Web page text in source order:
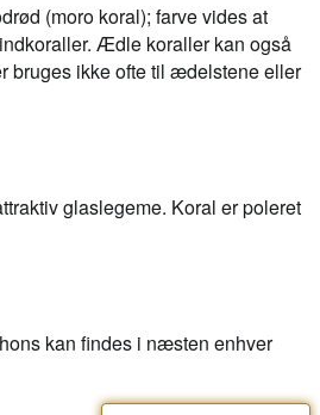
(moro koral); farve vides at
Ædle koraller kan også
bruges ikke ofte til ædelstene eller
glaslegeme. Koral er poleret
kan findes i næsten enhver